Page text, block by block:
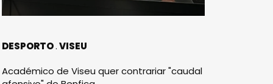
DESPORTO VISEU
Académico de Viseu quer contrariar "caudal